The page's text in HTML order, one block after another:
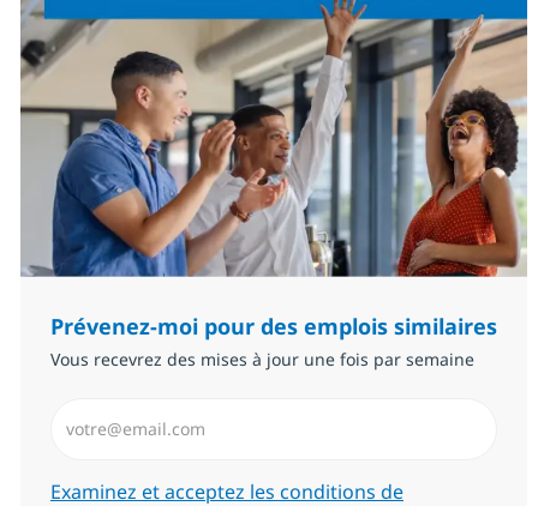
Prévenez-moi pour des emplois similaires
Vous recevrez des mises à jour une fois par semaine
Required
Examinez et acceptez les conditions de